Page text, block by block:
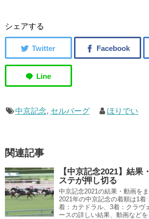
シェアする
中京記念, セルバーグ ほりでい
関連記事
【中京記念2021】結果
ステが押し切る
中京記念2021の結果・動画を
2021年の中京記念の着順は1着
着：カテドラル、3着：クラヴ
ースの詳しい結果、動画などを